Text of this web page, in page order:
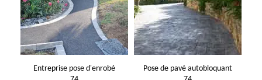
Entreprise pose d'enrobé
Pose de pavé autobloquant